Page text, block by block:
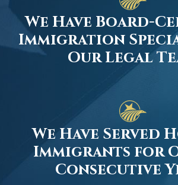
We Have Board-
Immigration
Our Legal
We Have Served
Immigrants for
Consecutive